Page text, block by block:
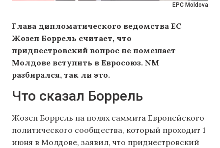
EPC Moldova
Глава дипломатического ведомства ЕС
Жозеп Боррель считает, что
приднестровский вопрос не помешает
Молдове вступить в Евросоюз. NM
разбирался, так ли это.
Что сказал Боррель
Жозеп Боррель на полях саммита Европейского
политического сообщества, который проходит 1
июня в Молдове, заявил, что приднестровский